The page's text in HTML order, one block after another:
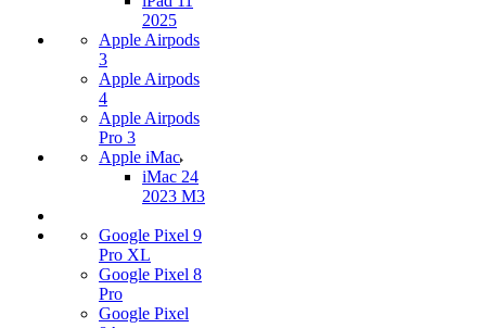
2025
Apple Airpods
3
Apple Airpods
4
Apple Airpods
Pro 3
Apple iMac
iMac 24
2023 M3
Google Pixel 9
Pro XL
Google Pixel 8
Pro
Google Pixel